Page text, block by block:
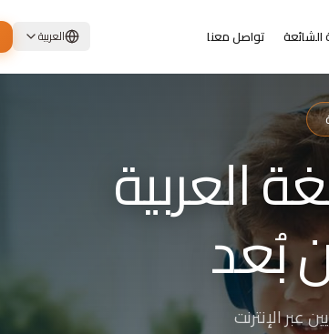
الشائعة تواصل معنا العربية
بُعد